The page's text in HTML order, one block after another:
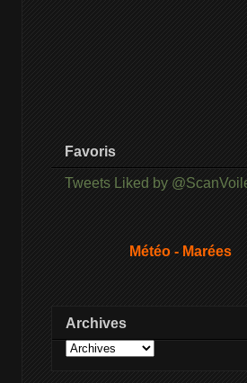
Favoris
Tweets Liked by
Météo - Marées
Archives